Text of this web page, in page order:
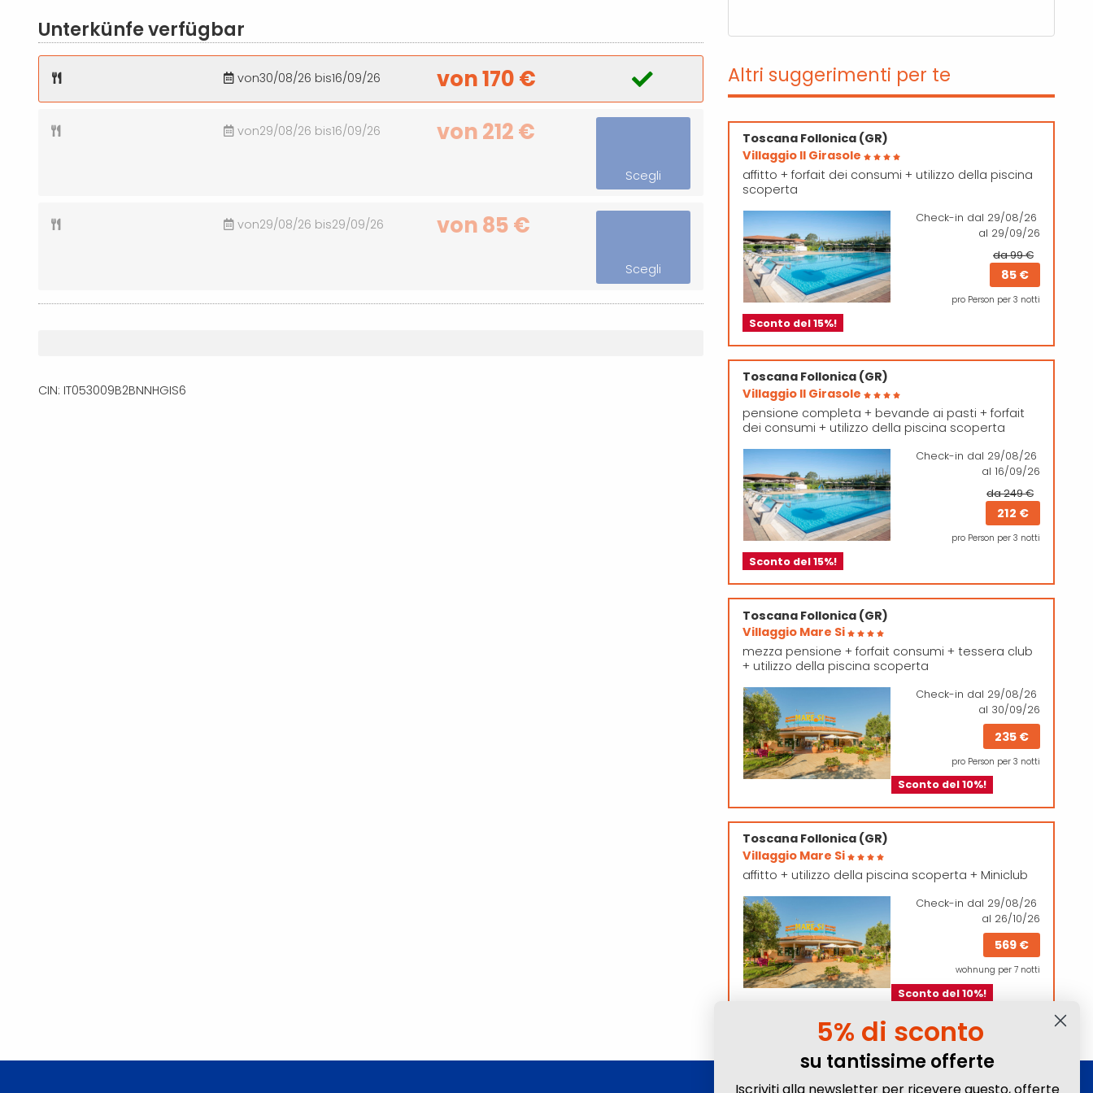
Unterkünfe verfügbar
von30/08/26 bis16/09/26 von 170 €
von29/08/26 bis16/09/26 von 212 €
Scegli
von29/08/26 bis29/09/26 von 85 €
Scegli
CIN: IT053009B2BNNHGIS6
Altri suggerimenti per te
Toscana Follonica (GR)
Villaggio Il Girasole
affitto + forfait dei consumi + utilizzo della piscina
scoperta
Check-in dal 29/08/26
al 29/09/26
da 99 €
85 €
pro Person per 3 notti
Sconto del 15%!
Toscana Follonica (GR)
Villaggio Il Girasole
pensione completa + bevande ai pasti + forfait
dei consumi + utilizzo della piscina scoperta
Check-in dal 29/08/26
al 16/09/26
da 249 €
212 €
pro Person per 3 notti
Sconto del 15%!
Toscana Follonica (GR)
Villaggio Mare Si
mezza pensione + forfait consumi + tessera club
+ utilizzo della piscina scoperta
Check-in dal 29/08/26
al 30/09/26
235 €
pro Person per 3 notti
Sconto del 10%!
Toscana Follonica (GR)
Villaggio Mare Si
affitto + utilizzo della piscina scoperta + Miniclub
Check-in dal 29/08/26
al 26/10/26
569 €
wohnung per 7 notti
Sconto del 10%!
5% di sconto
su tantissime offerte